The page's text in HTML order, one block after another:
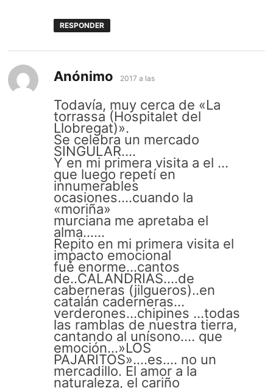
RESPONDER
Anónimo dice:
2017 a las
Todavía, muy cerca de «La
torrassa (Hospitalet del
Llobregat)».
Se celebra un mercado
SINGULAR….
Y en mi primera visita a el …
que luego repetí en
innumerables
ocasiones….cuando la
«moriña»
murciana me apretaba el
alma……
Repito en mi primera visita el
impacto emocional
fué enorme…cantos
de..CALANDRIAS….de
caberneras (jilgueros)..en
catalán caderneras…
verderones…chipines …todas
las ramblas de nuestra tierra,
cantando al unísono…. que
emoción…»LOS
PAJARITOS»….es…. no un
mercadillo. El amor a la
naturaleza, el cariño